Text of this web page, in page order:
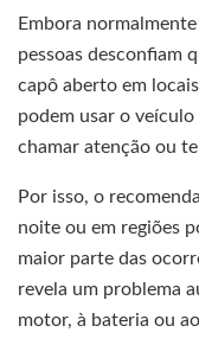
Embora
pessoas desconfiam
capô aberto em
podem usar o
chamar atenção ou
Por isso, o
noite ou em regiões
maior parte das
revela um problema
motor, à bateria ou